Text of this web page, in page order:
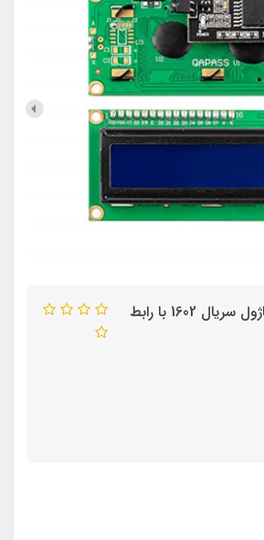
نمایشگر LCD با ماژول سریال 1602 با رابط